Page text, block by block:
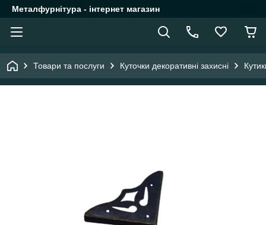
Металфурнітура - інтернет магазин
Товари та послуги Куточки декоративні захисні